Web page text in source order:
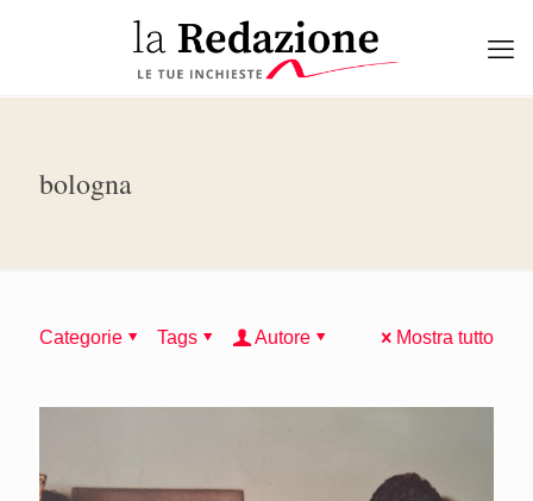
bologna
Categorie Tags Autore Mostra tutto